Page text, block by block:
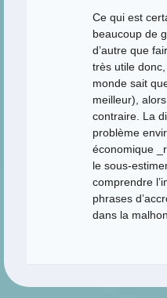
Ce qui est
beaucoup de
d’autre que
très utile
monde sait
meilleur),
contraire. La
problème
économique
le sous-
comprendre
phrases
dans la